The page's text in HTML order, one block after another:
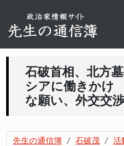
石破首相、北方
シアに働きかけ
な願い、外交交
先生の通信簿 石破茂
活